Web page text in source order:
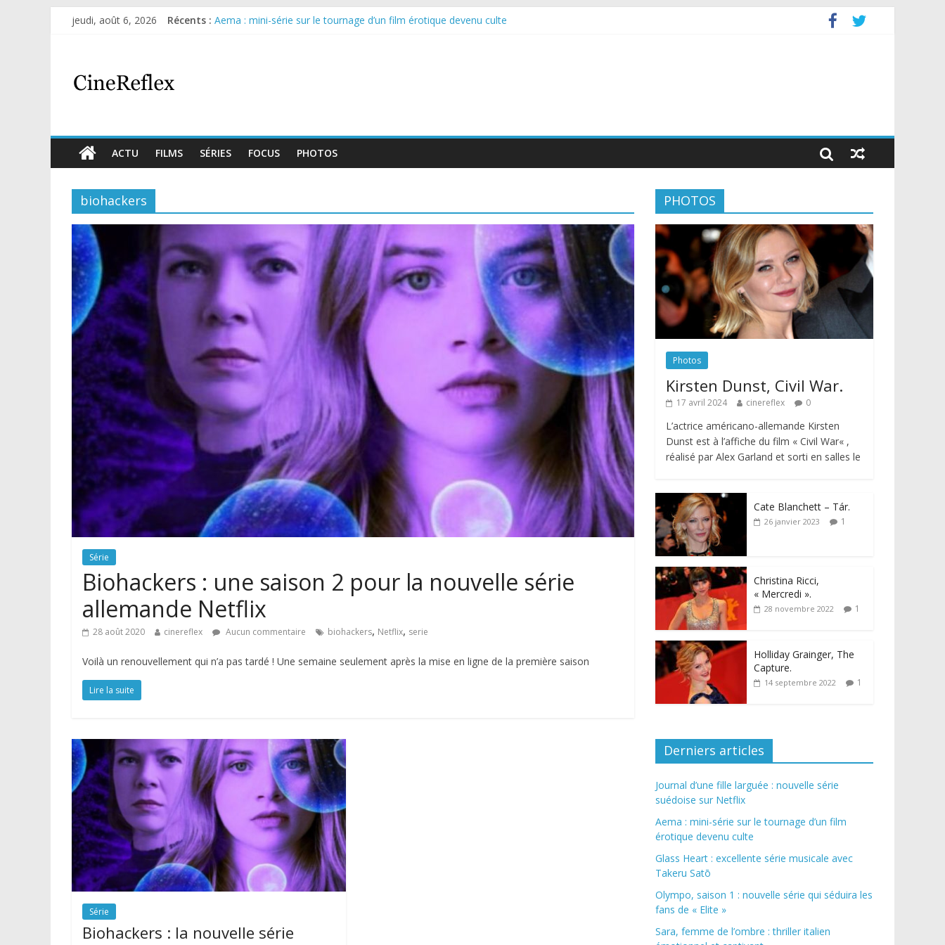
jeudi, août 6, 2026 Récents : Aema : mini-série sur le tournage d’un film érotique devenu culte
ACTU FILMS SÉRIES FOCUS PHOTOS
biohackers
Série
Biohackers : une saison 2 pour la nouvelle série
allemande Netflix
28 août 2020 cinereflex Aucun commentaire biohackers, Netflix, serie
Voilà un renouvellement qui n’a pas tardé ! Une semaine seulement après la mise en ligne de la première saison
Lire la suite
Série
Biohackers : la nouvelle série
PHOTOS
Photos
Kirsten Dunst, Civil War.
17 avril 2024 cinereflex 0
L’actrice américano-allemande Kirsten
Dunst est à l’affiche du film « Civil War« ,
réalisé par Alex Garland et sorti en salles le
Cate Blanchett – Tár.
26 janvier 2023 1
Christina Ricci,
« Mercredi ».
28 novembre 2022 1
Holliday Grainger, The
Capture.
14 septembre 2022 1
Derniers articles
Journal d’une fille larguée : nouvelle série
suédoise sur Netflix
Aema : mini-série sur le tournage d’un film
érotique devenu culte
Glass Heart : excellente série musicale avec
Takeru Satō
Olympo, saison 1 : nouvelle série qui séduira les
fans de « Elite »
Sara, femme de l’ombre : thriller italien